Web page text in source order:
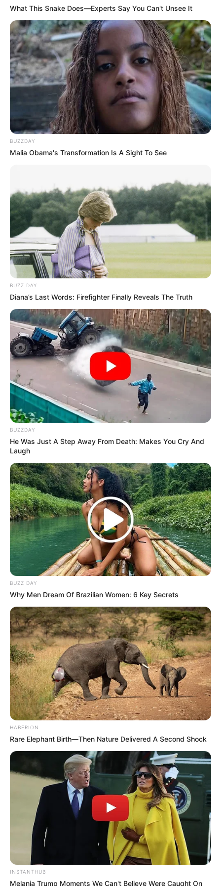
TULIS KOMENTAR
Alamat email Anda tidak akan dipublikasikan. Ruas yang wajib ditandai*
Serem! 9 Chat Ojek Online &
Pelanggan Ini Bikin Auto
Merinding
Bikin Ngakak, 10 Potret
Cosplay Murah Pakai Bahan
Seadanya
Anti Mainstream, 10 Cara
Membawa Barang Belanjaan
Versi Warga Thailand
What This Snake Does—Experts Say You Can't Unsee It
BUZZDAY
Malia Obama's Transformation Is A Sight To See
BUZZ DAY
Diana’s Last Words: Firefighter Finally Reveals The Truth
BUZZDAY
He Was Just A Step Away From Death: Makes You Cry And
Laugh
BUZZ DAY
Why Men Dream Of Brazilian Women: 6 Key Secrets
HABERION
Rare Elephant Birth—Then Nature Delivered A Second Shock
INSTANTHUB
Melania Trump Moments We Can't Believe Were Caught On